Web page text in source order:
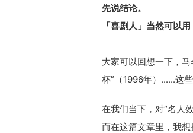
先说结论。
「喜剧人」当然可以
大家可以回想一下，
杯”（1996年）......这
在我们当下，对“名人
而在这篇文章里，我